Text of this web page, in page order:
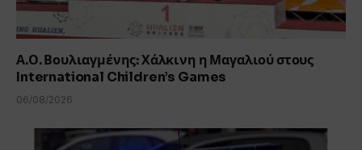
Α.Ο. Βουλιαγμένης: Χάλκινη η Μαγαλιού στους
International Children’s Games
06/08/2026